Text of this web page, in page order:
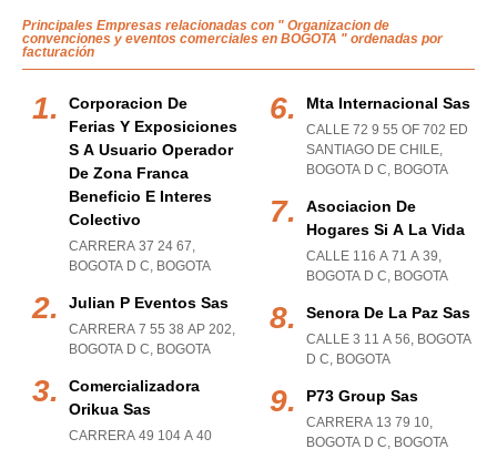
Principales Empresas relacionadas con " Organizacion de
convenciones y eventos comerciales en BOGOTA " ordenadas por
facturación
Corporacion De
Ferias Y Exposiciones
S A Usuario Operador
De Zona Franca
Beneficio E Interes
Colectivo
CARRERA 37 24 67,
BOGOTA D C, BOGOTA
Julian P Eventos Sas
CARRERA 7 55 38 AP 202,
BOGOTA D C, BOGOTA
Comercializadora
Orikua Sas
CARRERA 49 104 A 40
Mta Internacional Sas
CALLE 72 9 55 OF 702 ED
SANTIAGO DE CHILE,
BOGOTA D C, BOGOTA
Asociacion De
Hogares Si A La Vida
CALLE 116 A 71 A 39,
BOGOTA D C, BOGOTA
Senora De La Paz Sas
CALLE 3 11 A 56, BOGOTA
D C, BOGOTA
P73 Group Sas
CARRERA 13 79 10,
BOGOTA D C, BOGOTA